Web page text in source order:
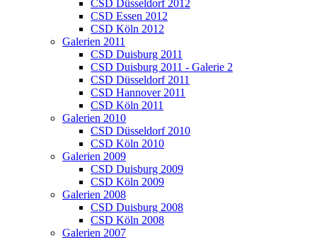
CSD Düsseldorf 2012
CSD Essen 2012
CSD Köln 2012
Galerien 2011
CSD Duisburg 2011
CSD Duisburg 2011 - Galerie 2
CSD Düsseldorf 2011
CSD Hannover 2011
CSD Köln 2011
Galerien 2010
CSD Düsseldorf 2010
CSD Köln 2010
Galerien 2009
CSD Duisburg 2009
CSD Köln 2009
Galerien 2008
CSD Duisburg 2008
CSD Köln 2008
Galerien 2007